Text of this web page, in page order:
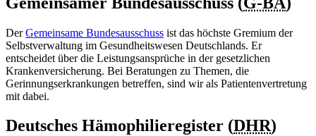
DerGemeinsame Bundesausschuss ist das höchste Gremium der
Selbstverwaltung im Gesundheitswesen Deutschlands. Er
entscheidet über die Leistungsansprüche in der gesetzlichen
Krankenversicherung. Bei Beratungen zu Themen, die
Gerinnungserkrankungen betreffen, sind wir als Patientenvertretung
mit dabei.
Deutsches Hämophilieregister (DHR)